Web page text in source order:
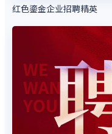
红色鎏金企业招聘精英